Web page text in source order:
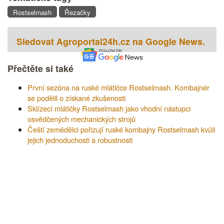
Rostselmash Řezačky
Sledovat Agroportal24h.cz na Google News.
Přečtěte si také
První sezóna na ruské mlátičce Rostselmash. Kombajnér
se podělil o získané zkušenosti
Sklízecí mlátičky Rostselmash jako vhodní nástupci
osvědčených mechanických strojů
Čeští zemědělci pořizují ruské kombajny Rostselmash kvůli
jejich jednoduchosti a robustnosti